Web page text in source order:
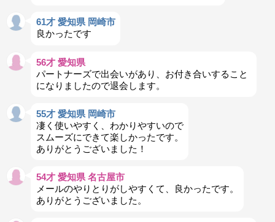
61才 愛知県 岡崎市
良かったです
56才 愛知県
パートナーズで出会いがあり、お付き合いすること
になりましたので退会します。
55才 愛知県 岡崎市
凄く使いやすく、わかりやすいので
スムーズにできて楽しかったです。
ありがとうございました！
54才 愛知県 名古屋市
メールのやりとりがしやすくて、良かったです。
ありがとうございました。